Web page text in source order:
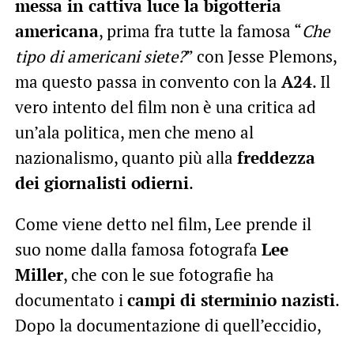
messa in cattiva luce la bigotteria
americana, prima fra tutte la famosa “Che
tipo di americani siete?” con Jesse Plemons,
ma questo passa in convento con la A24. Il
vero intento del film non è una critica ad
un’ala politica, men che meno al
nazionalismo, quanto più alla freddezza
dei giornalisti odierni.
Come viene detto nel film, Lee prende il
suo nome dalla famosa fotografa Lee
Miller, che con le sue fotografie ha
documentato icampi di sterminio nazisti.
Dopo la documentazione di quell’eccidio,